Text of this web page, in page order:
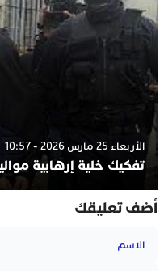
الأربعاء 25 مارس 2026 - 10:57
تفكيك خلية إرهابية
أضف تعليقك